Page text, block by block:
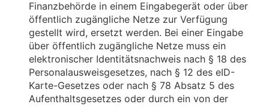
Finanzbehörde in einem Eingabegerät oder über
öffentlich zugängliche Netze zur Verfügung
gestellt wird, ersetzt werden. Bei einer Eingabe
über öffentlich zugängliche Netze muss ein
elektronischer Identitätsnachweis nach § 18 des
Personalausweisgesetzes, nach § 12 des eID-
Karte-Gesetzes oder nach § 78 Absatz 5 des
Aufenthaltsgesetzes oder durch ein von der